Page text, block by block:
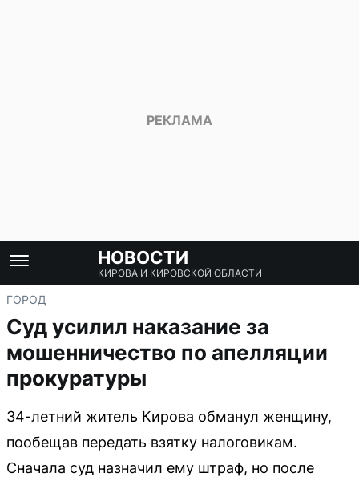
НОВОСТИ
КИРОВА И КИРОВСКОЙ ОБЛАСТИ
ГОРОД
Суд усилил наказание за
мошенничество по апелляции
прокуратуры
34-летний житель Кирова обманул женщину,
пообещав передать взятку налоговикам.
Сначала суд назначил ему штраф, но после